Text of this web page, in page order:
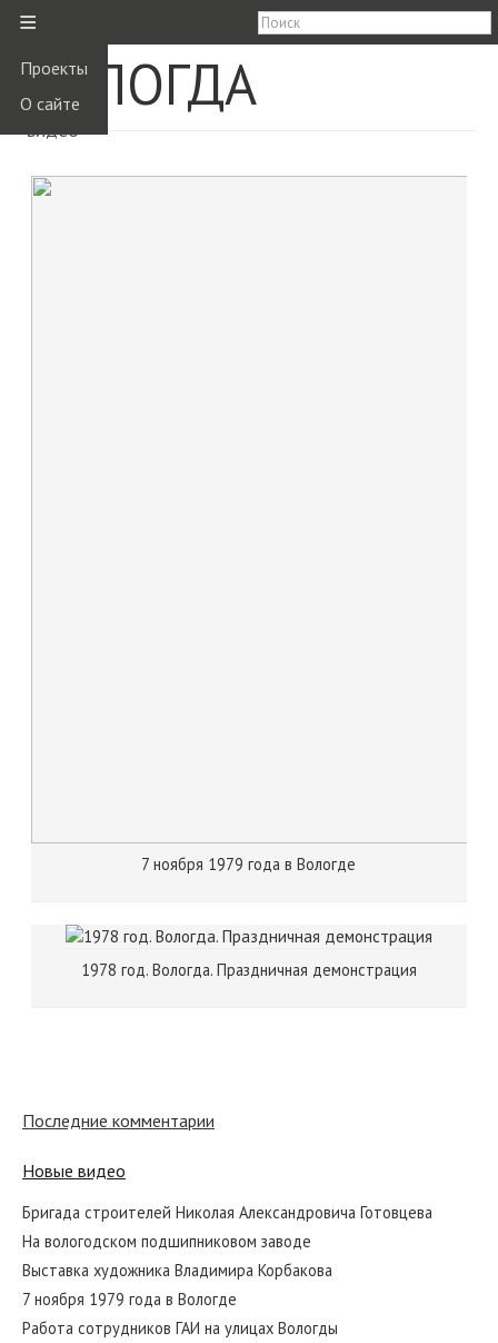
≡
Проекты
О сайте
ВОЛОГДА
видео
7 ноября 1979 года в Вологде
1978 год. Вологда. Праздничная демонстрация
Последние комментарии
Новые видео
Бригада строителей Николая Александровича Готовцева
На вологодском подшипниковом заводе
Выставка художника Владимира Корбакова
7 ноября 1979 года в Вологде
Работа сотрудников ГАИ на улицах Вологды